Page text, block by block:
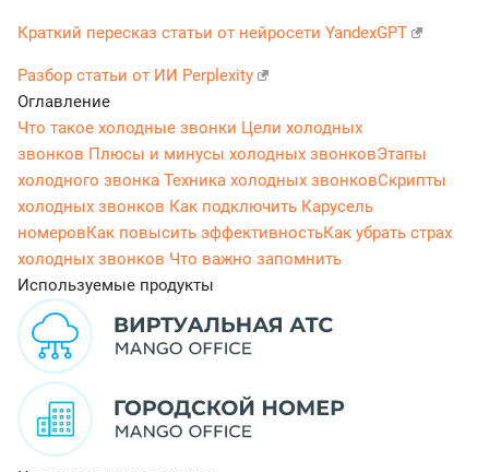
Краткий пересказ статьи от нейросети YandexGPT
Разбор статьи от ИИ Perplexity
Оглавление
Что такое холодные звонки Цели холодных
звонков Плюсы и минусы холодных звонковЭтапы
холодного звонка Техника холодных звонковСкрипты
холодных звонков Как подключить Карусель
номеровКак повысить эффективностьКак убрать страх
холодных звонков Что важно запомнить
Используемые продукты